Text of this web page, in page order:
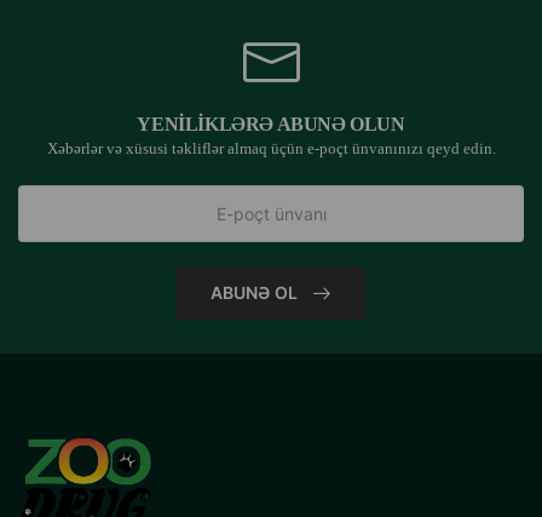
YENILIKLƏRƏ ABUNƏ OLUN
Xəbərlər və xüsusi təkliflər almaq üçün e-poçt ünvanınızı qeyd edin.
ABUNƏ OL